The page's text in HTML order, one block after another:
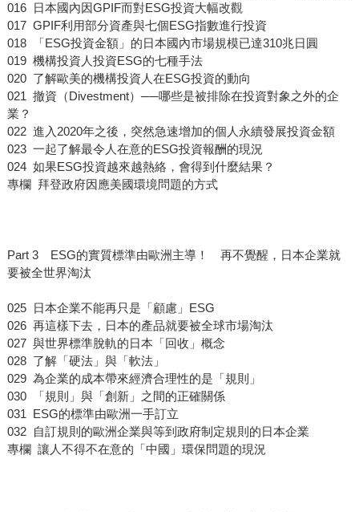
016 日本國內因GPIF而對ESG投資大幅改觀
017 GPIF利用部分資產與七個ESG指數進行投資
018 「ESG投資金額」的日本國內市場規模已達310兆日圓
019 機構投資人投資ESG的七種手法
020 了解歐美的機構投資人在ESG投資的動向
021 撤資（Divestment）──哪些是被排除在投資對象之外的企
業？
022 進入2020年之後，突然急速增加的個人永續發展投資金額
023 一起了解最令人在意的ESG投資報酬的現況
024 如果ESG投資越來越熱絡，會得到什麼結果？
專欄 拜登政府因應美國環境問題的方式
Part 3 ESG的實質標準由歐洲主導！ 再不覺醒，日本企業就
要被全世界淘汰
025 日本企業不能再只是「顧慮」ESG
026 再這樣下去，日本的產品就要被全球市場淘汰
027 與世界標準脫軌的日本「回收」概念
028 了解「硬法」與「軟法」
029 為企業的成本帶來經濟合理性的是「規則」
030 「規則」與「創新」之間的正確關係
031 ESG的標準由歐洲一手訂立
032 自訂規則的歐洲企業與等到政府制定規則的日本企業
專欄 讓人不得不在意的「中國」環保問題的現況